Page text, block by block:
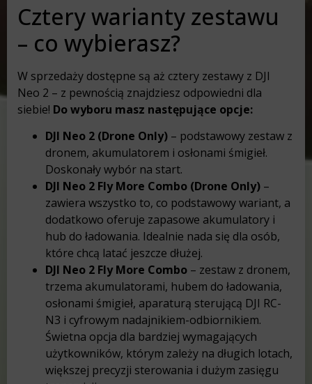
Cztery warianty zestawu
– co wybierasz?
W sprzedaży dostępne są aż cztery zestawy z DJI
Neo 2 – z pewnością znajdziesz odpowiedni dla
siebie! Do wyboru masz następujące opcje:
DJI Neo 2 (Drone Only) – podstawowy zestaw z
dronem, akumulatorem i osłonami śmigieł.
Doskonały wybór na start.
DJI Neo 2 Fly More Combo (Drone Only) –
zawiera wszystko to, co podstawowy wariant, a
dodatkowo oferuje zapasowe akumulatory i
hub do ładowania. Idealnie nada się dla osób,
które chcą latać jeszcze dłużej.
DJI Neo 2 Fly More Combo – zestaw z dronem,
trzema akumulatorami, hubem do ładowania,
osłonami śmigieł, aparaturą sterującą DJI RC-
N3 i cyfrowym nadajnikiem-odbiornikiem.
Świetna opcja dla bardziej wymagających
użytkowników, którym zależy na długich lotach,
większej precyzji sterowania i dużym zasięgu